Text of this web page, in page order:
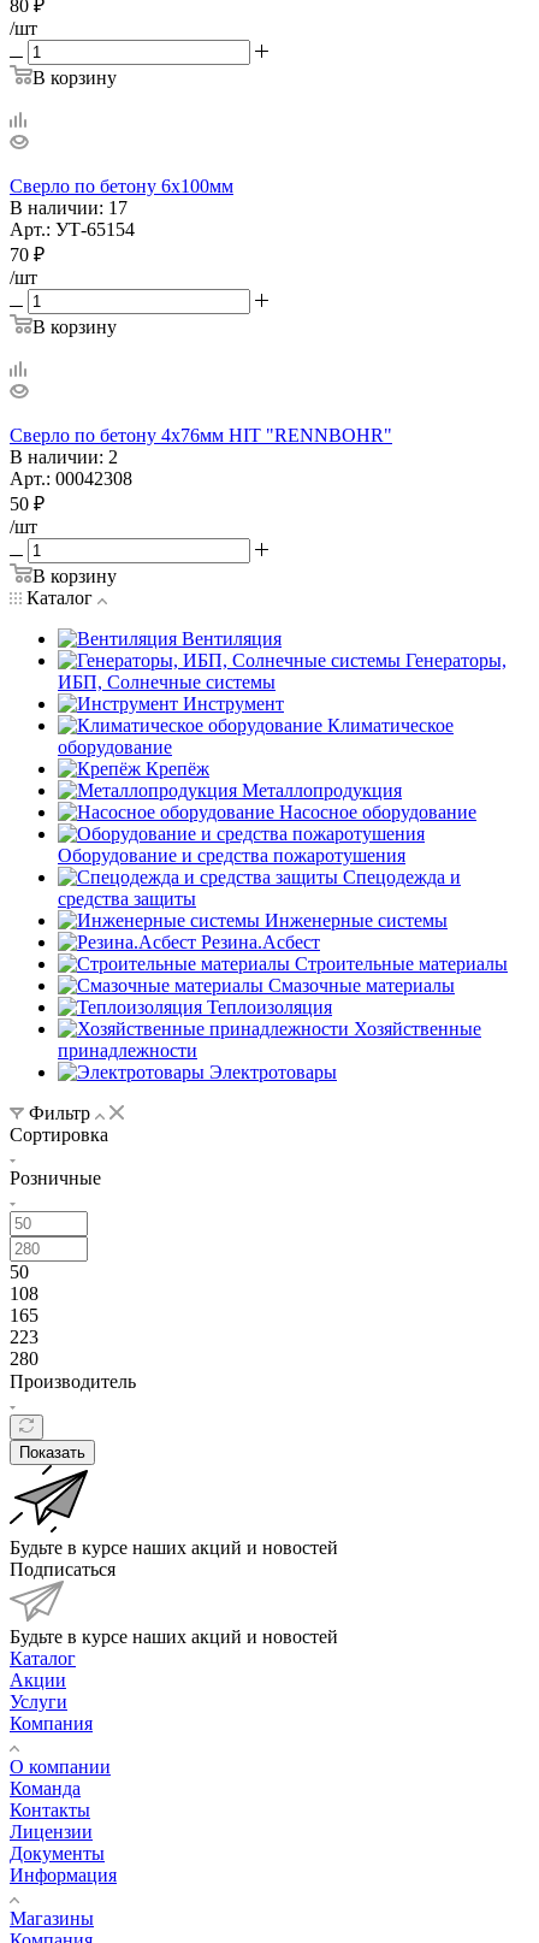
80 ₽
/шт
В корзину
Сверло по бетону 6х100мм
В наличии: 17
Арт.: УТ-65154
70 ₽
/шт
В корзину
Сверло по бетону 4х76мм HIT "RENNBOHR"
В наличии: 2
Арт.: 00042308
50 ₽
/шт
В корзину
Каталог
Вентиляция
Генераторы,
ИБП, Солнечные системы
Инструмент
Климатическое
оборудование
Крепёж
Металлопродукция
Насосное оборудование
Оборудование и средства пожаротушения
Спецодежда и
средства защиты
Инженерные системы
Резина.Асбест
Строительные материалы
Смазочные материалы
Теплоизоляция
Хозяйственные
принадлежности
Электротовары
Фильтр
Сортировка
Розничные
50
108
165
223
280
Производитель
Показать
Будьте в курсе наших акций и новостей
Подписаться
Будьте в курсе наших акций и новостей
Каталог
Акции
Услуги
Компания
О компании
Команда
Контакты
Лицензии
Документы
Информация
Магазины